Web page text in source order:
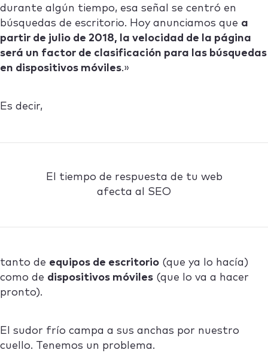
durante algún tiempo, esa señal se centró en
búsquedas de escritorio. Hoy anunciamos que a
partir de julio de 2018, la velocidad de la página
será un factor de clasificación para las búsquedas
en dispositivos móviles.»
Es decir,
El tiempo de respuesta de tu web
afecta al SEO
tanto de equipos de escritorio (que ya lo hacía)
como de dispositivos móviles (que lo va a hacer
pronto).
El sudor frío campa a sus anchas por nuestro
cuello. Tenemos un problema.